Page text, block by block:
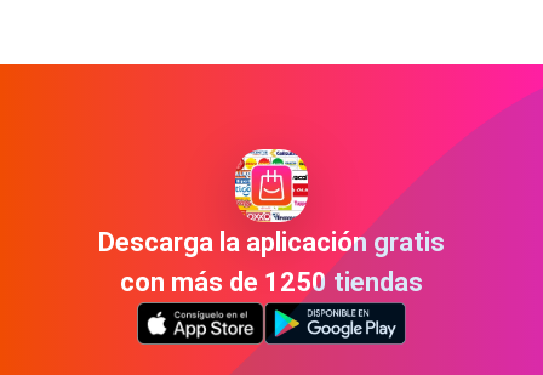
Descarga la aplicación gratis
con más de 1250 tiendas